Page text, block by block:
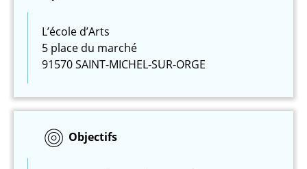
L’école d’Arts
5 place du marché
91570 SAINT-MICHEL-SUR-ORGE
Objectifs